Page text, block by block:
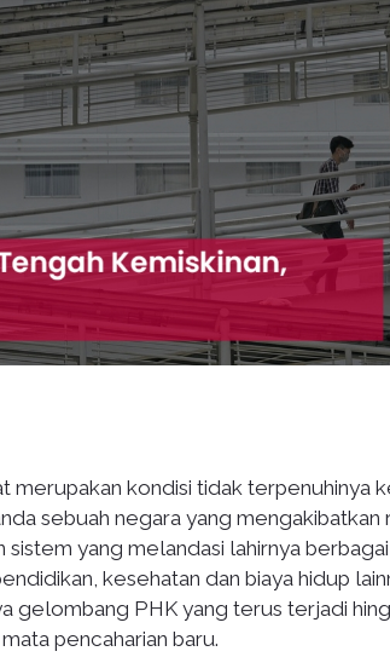
merupakan kondisi tidak terpenuhinya
sebuah negara yang mengakibatkan
yang melandasi lahirnya
kesehatan dan biaya hidup
gelombang PHK yang terus terjadi
pencaharian baru.